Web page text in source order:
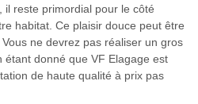
reste primordial pour le côté
habitat. Ce plaisir douce peut être
ne devrez pas réaliser un gros
étant donné que VF Elagage est
de haute qualité à prix pas